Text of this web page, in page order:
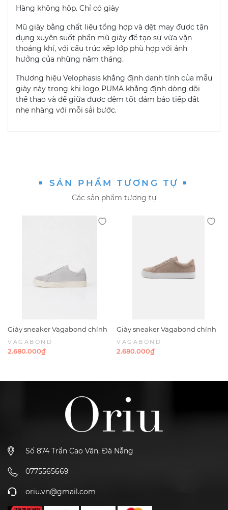
Hàng không hộp. Chỉ có giày
Mũ giày bằng chất liệu tổng hợp và dệt may được tận
dụng xuyên suốt phần mũ giày để tạo sự vừa vặn
thoáng khí, với cấu trúc xếp lớp phù hợp với ảnh
hưởng của những năm tháng.
Thương hiệu Velophasis khẳng định danh tính của mẫu
giày này trong khi logo PUMA khẳng định dòng dõi
thể thao và đế giữa được đệm tốt đảm bảo tiếp đất
nhẹ nhàng với mỗi sải bước.
SẢN PHẨM TƯƠNG TỰ
Các sản phẩm tương tự
Giày sneaker Vagabond chính
hãng Paul 2.0 Suede Grey -
Xám da lộn
VAGABOND
2.680.000₫
Giày sneaker Vagabond chính
hãng Paul 2.0 Suede Taupe -
Nâu nhạt Da lộn
VAGABOND
2.680.000₫
Số 874 Trần Cao Vân, Đà Nẵng
0775565669
oriu.vn@gmail.com